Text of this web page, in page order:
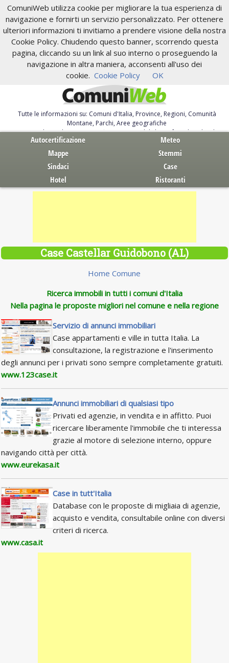
ComuniWeb utilizza cookie per migliorare la tua esperienza di
navigazione e fornirti un servizio personalizzato. Per ottenere
ulteriori informazioni ti invitiamo a prendere visione della nostra
Cookie Policy. Chiudendo questo banner, scorrendo questa
pagina, cliccando su un link al suo interno o proseguendo la
navigazione in altra maniera, acconsenti all'uso dei
cookie. Cookie Policy OK
Tutte le informazioni su: Comuni d'Italia, Province, Regioni, Comunità
Montane, Parchi, Aree geografiche
Servizi al Cittadino. Autocertificazione, moduli, leggi, free download
Autocertificazione
Meteo
Mappe
Stemmi
Sindaci
Case
Hotel
Ristoranti
Case Castellar Guidobono (AL)
Home Comune
Ricerca immobili in tutti i comuni d'Italia
Nella pagina le proposte migliori nel comune e nella regione
Servizio di annunci immobiliari
Case appartamenti e ville in tutta Italia. La
consultazione, la registrazione e l'inserimento
degli annunci per i privati sono sempre completamente gratuiti.
www.123case.it
Annunci immobiliari di qualsiasi tipo
Privati ed agenzie, in vendita e in affitto. Puoi
ricercare liberamente l'immobile che ti interessa
grazie al motore di selezione interno, oppure
navigando città per città.
www.eurekasa.it
Case in tutt'Italia
Database con le proposte di migliaia di agenzie,
acquisto e vendita, consultabile online con diversi
criteri di ricerca.
www.casa.it